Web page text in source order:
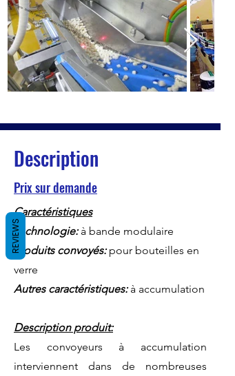
Description
Prix sur demande
Caractéristiques
Technologie:à bande modulaire
Produits convoyés:pour bouteilles en
verre
Autres caractéristiques:à accumulation
Description produit:
Les convoyeurs à accumulation
interviennent dans de nombreuses
REVIEWS